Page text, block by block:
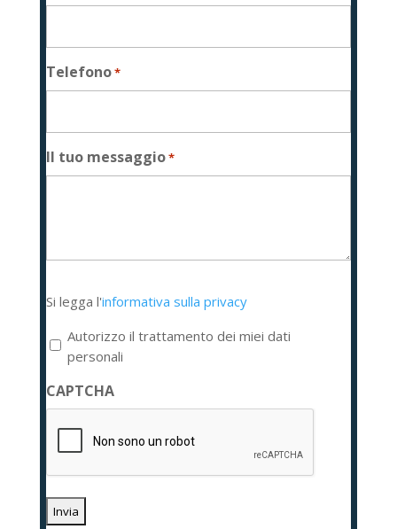
Telefono*
Il tuo messaggio*
legga
l'informativa
sulla
privacy
*
Si legga l'informativa sulla privacy
Autorizzo il trattamento dei miei dati
personali
CAPTCHA